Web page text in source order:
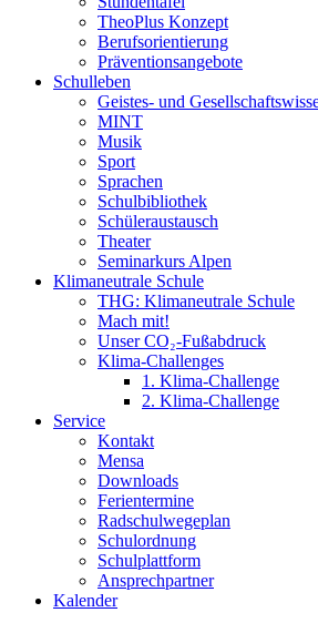
TheoPlus Konzept
Berufsorientierung
Präventionsangebote
Schulleben
Geistes- und
MINT
Musik
Sport
Sprachen
Schulbibliothek
Schüleraustausch
Theater
Seminarkurs Alpen
Klimaneutrale Schule
THG: Klimaneutrale Schule
Mach mit!
Unser CO₂-Fußabdruck
Klima-Challenges
1. Klima-Challenge
2. Klima-Challenge
Service
Kontakt
Mensa
Downloads
Ferientermine
Radschulwegeplan
Schulordnung
Schulplattform
Ansprechpartner
Kalender